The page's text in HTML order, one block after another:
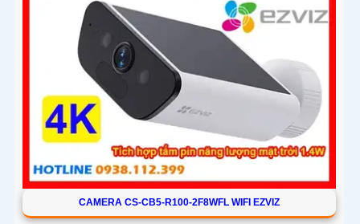
CAMERA CS-CB5-R100-2F8WFL WIFI EZVIZ